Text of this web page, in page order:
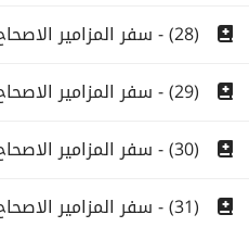
(28) - سفر المزامير الاصحاح الثامن والعشرون
(29) - سفر المزامير الاصحاح التاسع والعشرون
(30) - سفر المزامير الاصحاح الثلاثون
(31) - سفر المزامير الاصحاح الحادى والثلاثون